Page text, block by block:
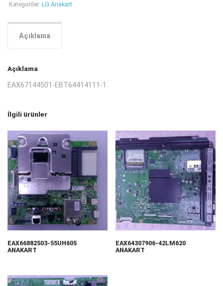
Kategoriler: LG Anakart
Açıklama
Açıklama
EAX67144501-EBT64414111-1
İlgili ürünler
EAX66882503-55UH605
ANAKART
EAX64307906-42LM620
ANAKART